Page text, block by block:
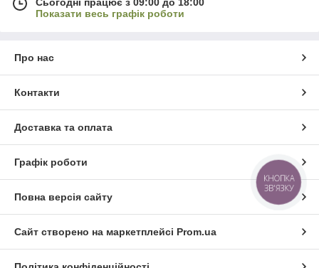
Сьогодні працює з 09:00 до 18:00
Показати весь графік роботи
Про нас
Контакти
Доставка та оплата
Графік роботи
Повна версія сайту
Сайт створено на маркетплейсі Prom.ua
КНОПКА
ЗВ'ЯЗКУ